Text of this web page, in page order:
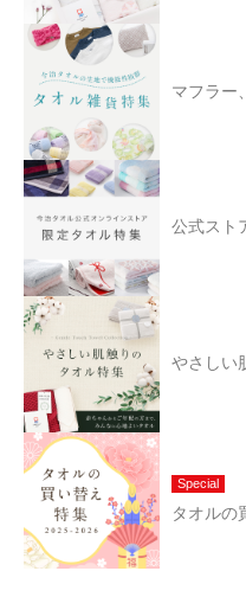
マフラー
公式スト
やさしい
Special
タオルの